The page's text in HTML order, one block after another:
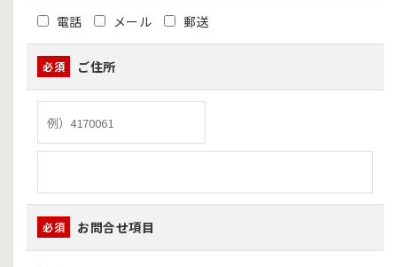
電話 メール 郵送
必須 ご住所
必須 お問合せ項目